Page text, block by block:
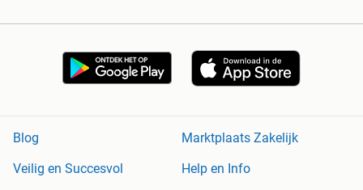
Blog
Marktplaats Zakelijk
Veilig en Succesvol
Help en Info